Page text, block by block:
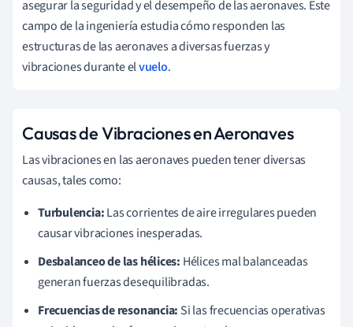
asegurar la seguridad y el desempeño de las aeronaves. Este
campo de la ingeniería estudia cómo responden las
estructuras de las aeronaves a diversas fuerzas y
vibraciones durante elvuelo.
Causas de Vibraciones en Aeronaves
Las vibraciones en las aeronaves pueden tener diversas
causas, tales como:
Turbulencia:Las corrientes de aire irregulares pueden
causar vibraciones inesperadas.
Desbalanceo de las hélices: Hélices mal balanceadas
generan fuerzas desequilibradas.
Frecuencias de resonancia: Si las frecuencias operativas